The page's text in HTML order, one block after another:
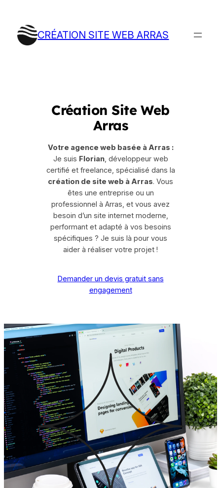
contenu
CRÉATION SITE WEB ARRAS
Création Site Web
Arras
Votre agence web basée à Arras :
Je suis Florian, développeur web
certifié et freelance, spécialisé dans la
création de site web à Arras. Vous
êtes une entreprise ou un
professionnel à Arras, et vous avez
besoin d’un site internet moderne,
performant et adapté à vos besoins
spécifiques ? Je suis là pour vous
aider à réaliser votre projet !
Demander un devis gratuit sans
engagement